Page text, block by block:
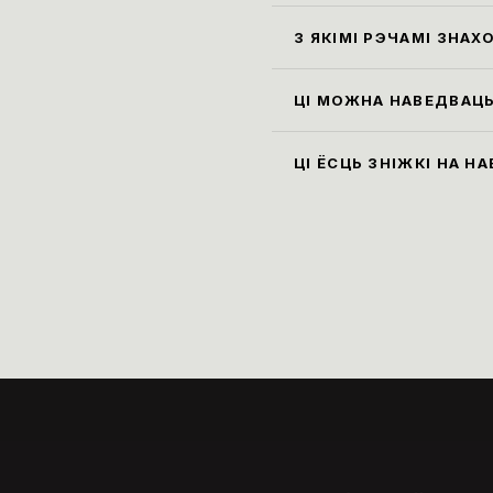
З ЯКІМІ РЭЧАМІ
см, а
ЦІ МОЖНА
ЦІ ЁСЦЬ ЗНІЖКІ НА